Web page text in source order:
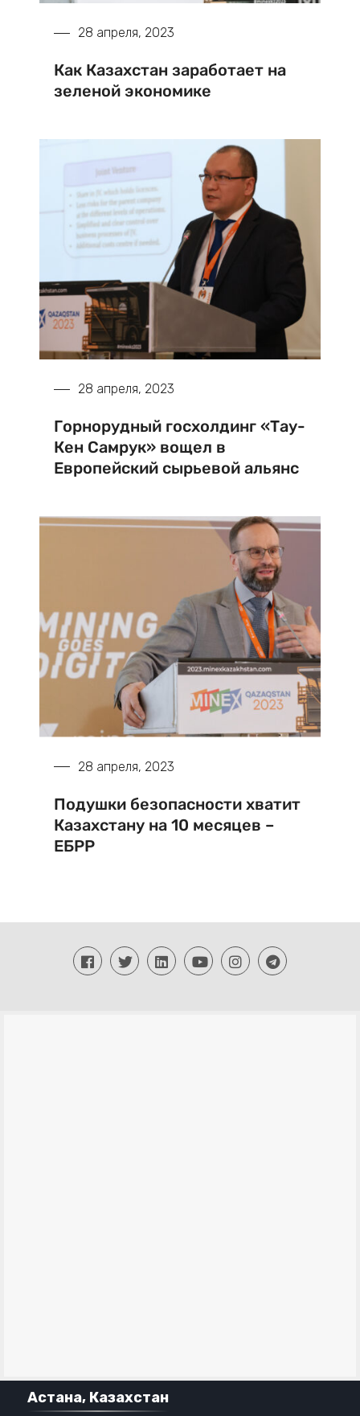
28 апреля, 2023
Как Казахстан заработает на
зеленой экономике
28 апреля, 2023
Горнорудный госхолдинг «Тау-
Кен Самрук» вощел в
Европейский сырьевой альянс
28 апреля, 2023
Подушки безопасности хватит
Казахстану на 10 месяцев –
ЕБРР
Астана, Казахстан